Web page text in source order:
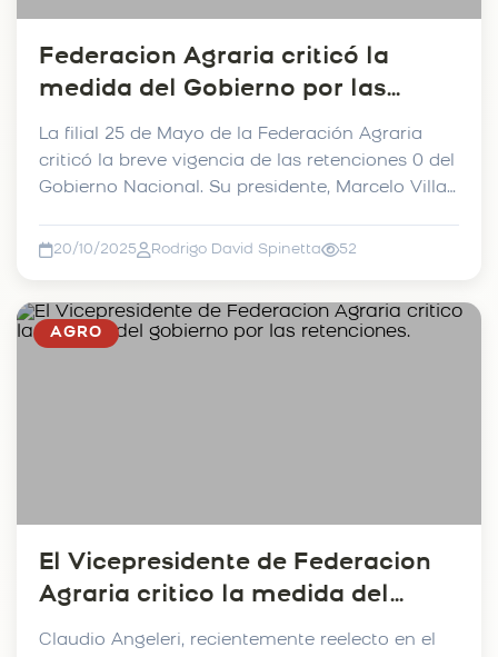
Federacion Agraria criticó la
medida del Gobierno por las
retenciones.
La filial 25 de Mayo de la Federación Agraria
criticó la breve vigencia de las retenciones 0 del
Gobierno Nacional. Su presidente, Marcelo Villar,
20/10/2025 Rodrigo David Spinetta 52
AGRO
El Vicepresidente de Federacion
Agraria critico la medida del
gobierno por las retenciones.
Claudio Angeleri, recientemente reelecto en el